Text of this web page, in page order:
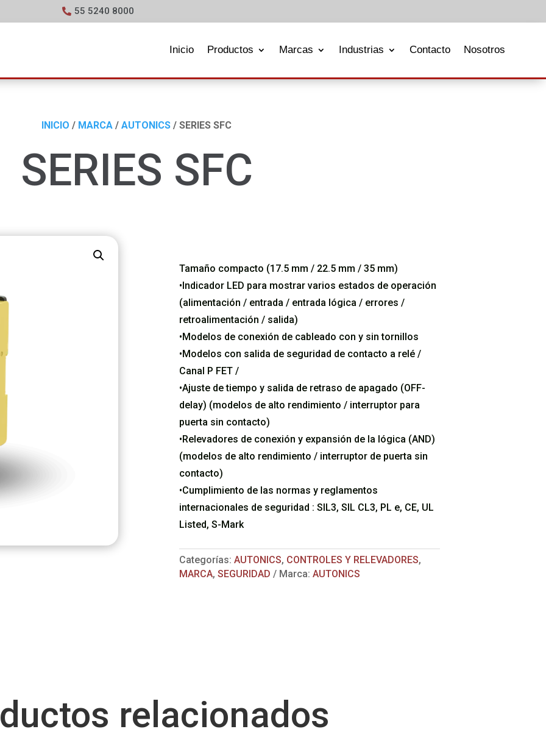
55 5240 8000
Inicio Productos Marcas Industrias Contacto Nosotros
INICIO / MARCA / AUTONICS / SERIES SFC
SERIES SFC
Tamaño compacto (17.5 mm / 22.5 mm / 35 mm)
•Indicador LED para mostrar varios estados de operación
(alimentación / entrada / entrada lógica / errores /
retroalimentación / salida)
•Modelos de conexión de cableado con y sin tornillos
•Modelos con salida de seguridad de contacto a relé /
Canal P FET /
•Ajuste de tiempo y salida de retraso de apagado (OFF-
delay) (modelos de alto rendimiento / interruptor para
puerta sin contacto)
•Relevadores de conexión y expansión de la lógica (AND)
(modelos de alto rendimiento / interruptor de puerta sin
contacto)
•Cumplimiento de las normas y reglamentos
internacionales de seguridad : SIL3, SIL CL3, PL e, CE, UL
Listed, S-Mark
Categorías: AUTONICS, CONTROLES Y RELEVADORES,
MARCA, SEGURIDAD Marca: AUTONICS
relacionados